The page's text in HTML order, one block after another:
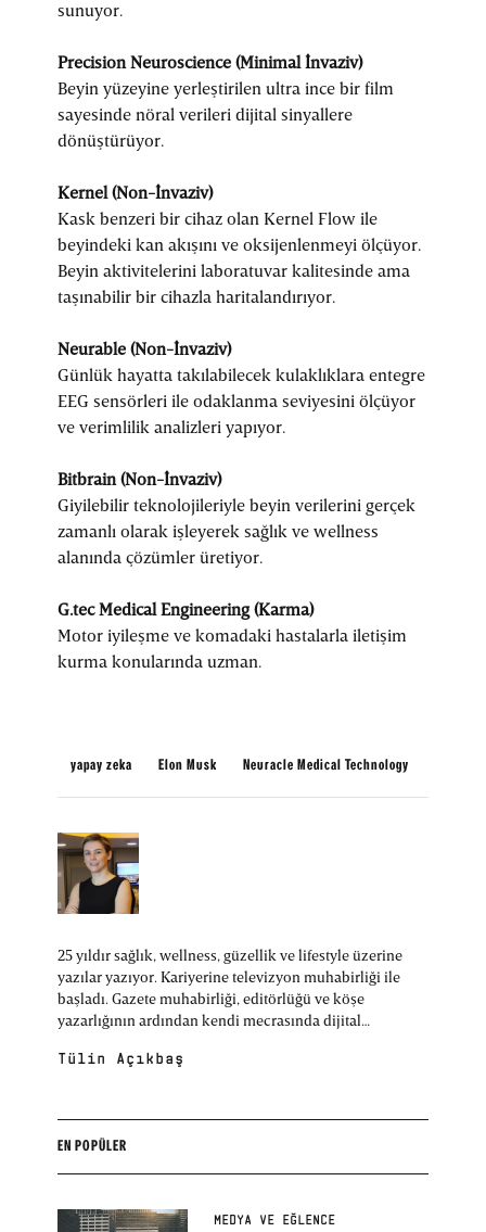
sunuyor.
Precision Neuroscience (Minimal İnvaziv)
Beyin yüzeyine yerleştirilen ultra ince bir film
sayesinde nöral verileri dijital sinyallere
dönüştürüyor.
Kernel (Non-İnvaziv)
Kask benzeri bir cihaz olan Kernel Flow ile
beyindeki kan akışını ve oksijenlenmeyi ölçüyor.
Beyin aktivitelerini laboratuvar kalitesinde ama
taşınabilir bir cihazla haritalandırıyor.
Neurable (Non-İnvaziv)
Günlük hayatta takılabilecek kulaklıklara entegre
EEG sensörleri ile odaklanma seviyesini ölçüyor
ve verimlilik analizleri yapıyor.
Bitbrain (Non-İnvaziv)
Giyilebilir teknolojileriyle beyin verilerini gerçek
zamanlı olarak işleyerek sağlık ve wellness
alanında çözümler üretiyor.
G.tec Medical Engineering (Karma)
Motor iyileşme ve komadaki hastalarla iletişim
kurma konularında uzman.
yapay zeka Elon Musk Neuracle Medical Technology
25 yıldır sağlık, wellness, güzellik ve lifestyle üzerine
yazılar yazıyor. Kariyerine televizyon muhabirliği ile
başladı. Gazete muhabirliği, editörlüğü ve köşe
yazarlığının ardından kendi mecrasında dijital
öğrenme hevesi ve yazma tutkusuyla şimdilerde WIRED
Tülin Açıkbaş
EN POPÜLER
MEDYA VE EĞLENCE